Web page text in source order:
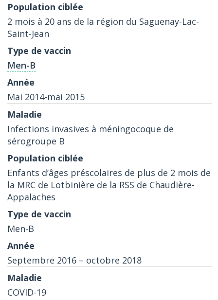
2 mois à 20 ans de la région du Saguenay-Lac-
Saint-Jean
Men-B
Mai 2014-mai 2015
Infections invasives à méningocoque de
sérogroupe B
Enfants d’âges préscolaires de plus de 2 mois de
la MRC de Lotbinière de la RSS de Chaudière-
Appalaches
Men-B
Septembre 2016 – octobre 2018
COVID-19